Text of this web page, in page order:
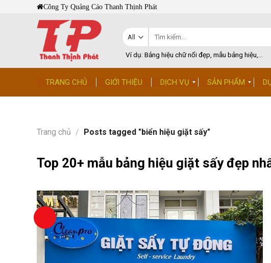
Công Ty Quảng Cáo Thanh Thịnh Phát
kiếm:
Ví dụ: Bảng hiệu chữ nổi đẹp, mẫu bảng hiệu,...
TRANG CHỦ GIỚI THIỆU DỊCH VỤ SẢN PHẨM
Trang chủ / Posts tagged "biển hiệu giặt sấy"
Top 20+ mẫu bảng hiệu giặt sấy đẹp